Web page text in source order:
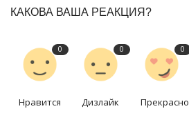
КАКОВА ВАША РЕАКЦИЯ?
0
Нравится
0
Дизлайк
0
Прекрасно